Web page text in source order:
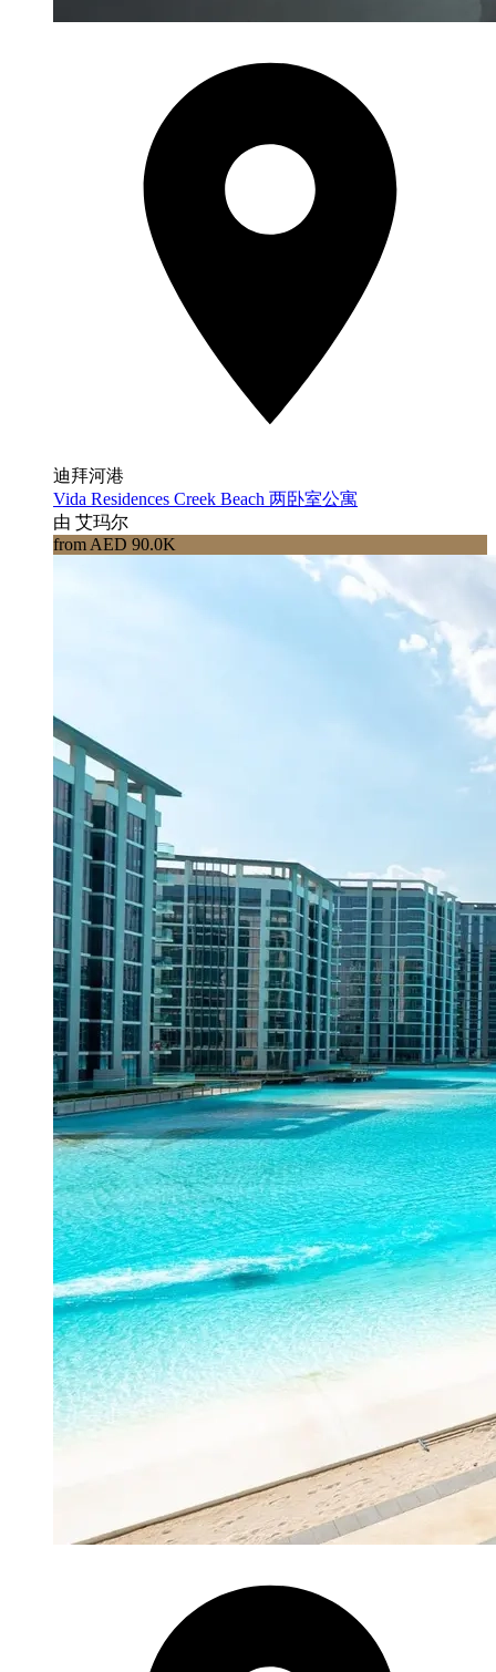
迪拜河港
Vida Residences Creek Beach 两卧室公寓
由 艾玛尔
from AED 90.0K